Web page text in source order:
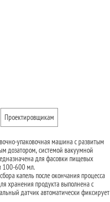
Проектировщикам
упаковочная машина с развитым
дозатором, системой вакуумной
для фасовки пищевых
100-600 мл.
капель после окончания процесса
хранения продукта выполнена с
датчик автоматически фиксирует